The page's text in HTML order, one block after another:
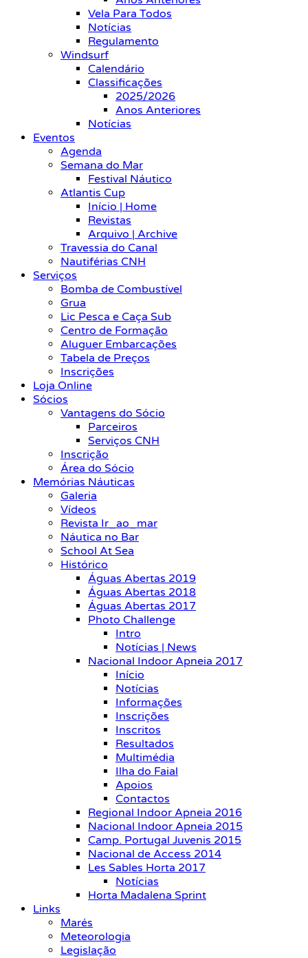
Vela Para Todos
Notícias
Regulamento
Windsurf
Calendário
Classificações
2025/2026
Anos Anteriores
Notícias
Eventos
Agenda
Semana do Mar
Festival Náutico
Atlantis Cup
Início | Home
Revistas
Arquivo | Archive
Travessia do Canal
Nautiférias CNH
Serviços
Bomba de Combustível
Grua
Lic Pesca e Caça Sub
Centro de Formação
Aluguer Embarcações
Tabela de Preços
Inscrições
Loja Online
Sócios
Vantagens do Sócio
Parceiros
Serviços CNH
Inscrição
Área do Sócio
Memórias Náuticas
Galeria
Vídeos
Revista Ir_ao_mar
Náutica no Bar
School At Sea
Histórico
Águas Abertas 2019
Águas Abertas 2018
Águas Abertas 2017
Photo Challenge
Intro
Notícias | News
Nacional Indoor Apneia 2017
Início
Notícias
Informações
Inscrições
Inscritos
Resultados
Multimédia
Ilha do Faial
Apoios
Contactos
Regional Indoor Apneia 2016
Nacional Indoor Apneia 2015
Camp. Portugal Juvenis 2015
Nacional de Access 2014
Les Sables Horta 2017
Notícias
Horta Madalena Sprint
Links
Marés
Meteorologia
Legislação